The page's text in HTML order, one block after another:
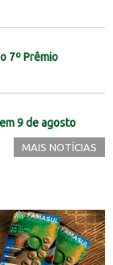
7º Prêmio
9 de agosto
MAIS NOTÍCIAS